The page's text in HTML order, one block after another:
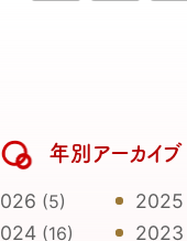
年別アーカイブ
(5) 2025
(16) 2023